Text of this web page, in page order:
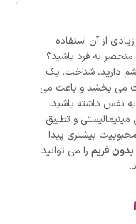
از آن استفاده
منحصر به فرد باشید؟
دارید، شناخت. یک
می بخشد و باعث می
نفس داشته باشید.
و تطبیق
بیشتری پیدا
بدون فریم را می توانید